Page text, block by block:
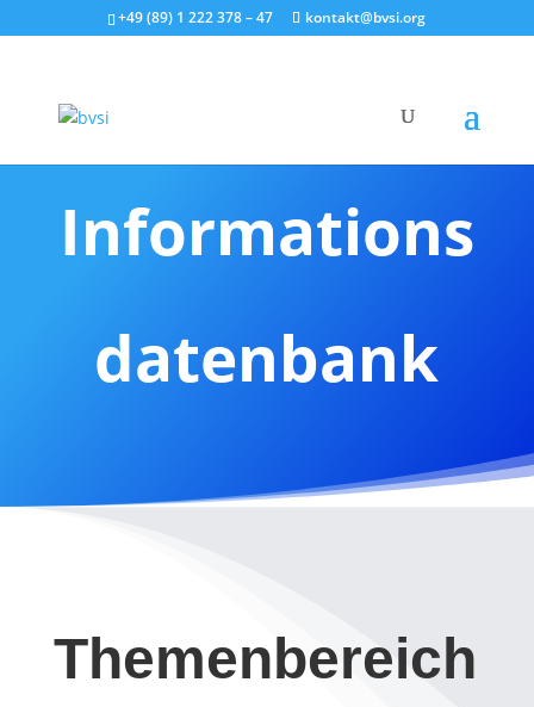
+49 (89) 1 222 378 – 47 kontakt@bvsi.org
Informations
datenbank
Themenbereich